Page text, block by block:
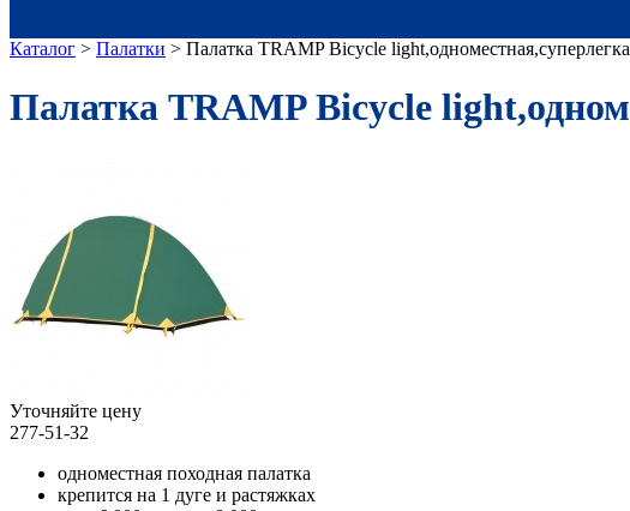
Каталог > Палатки > Палатка TRAMP Bicycle
Палатка TRAMP Bicycle
Уточняйте цену
277-51-32
одноместная походная палатка
крепится на 1 дуге и растяжках